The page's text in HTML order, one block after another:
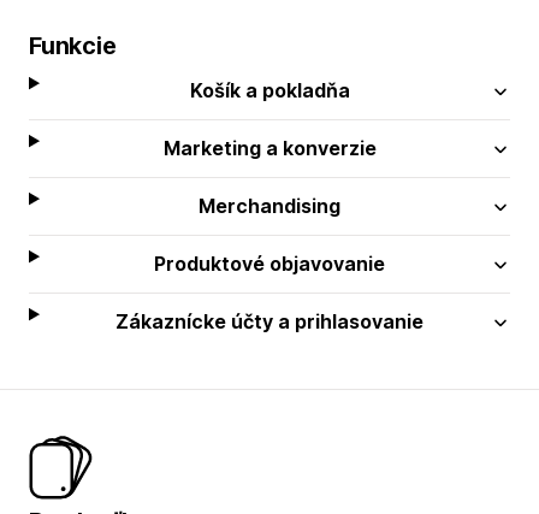
Funkcie
Košík a pokladňa
Marketing a konverzie
Merchandising
Produktové objavovanie
Zákaznícke účty a prihlasovanie